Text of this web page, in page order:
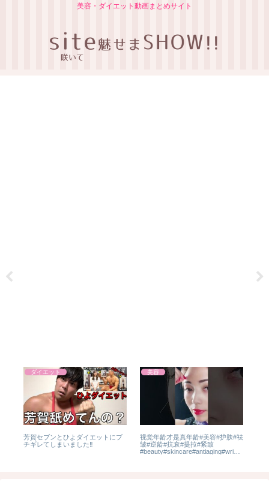
美容・ダイエット動画まとめサイト
ダイエット
芳賀セブンとひよダイエットにブ
チギレてしまいました‼️
美容
视觉年龄才是真年龄#美容#护肤#祛
皱#逆龄#抗衰#提拉#紧致
#beauty#skincare#antiaging#wrinkl